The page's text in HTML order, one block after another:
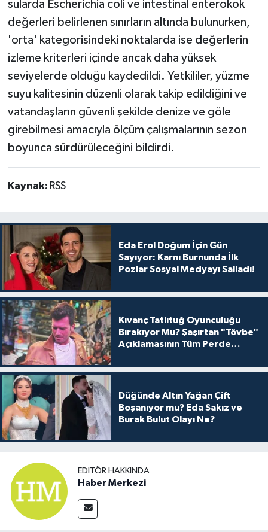
sularda Escherichia coli ve intestinal enterokok
değerleri belirlenen sınırların altında bulunurken,
'orta' kategorisindeki noktalarda ise değerlerin
izleme kriterleri içinde ancak daha yüksek
seviyelerde olduğu kaydedildi. Yetkililer, yüzme
suyu kalitesinin düzenli olarak takip edildiğini ve
vatandaşların güvenli şekilde denize ve göle
girebilmesi amacıyla ölçüm çalışmalarının sezon
boyunca sürdürüleceğini bildirdi.
Kaynak: RSS
Eda Erol Doğum İçin Gün
Sayıyor: Karnı Burnunda İlk
Pozlar Sosyal Medyayı Salladı!
Kıvanç Tatlıtuğ Oyunculuğu
Bırakıyor Mu? Şaşırtan "Tövbe"
Açıklamasının Tüm Perde
Düğünde Altın Yağan Çift
Boşanıyor mu? Eda Sakız ve
Burak Bulut Olayı Ne?
EDITÖR HAKKINDA
Haber Merkezi